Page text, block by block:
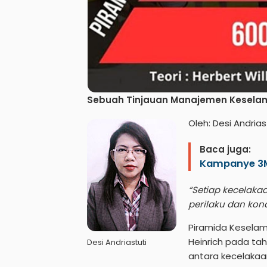
Sebuah Tinjauan Manajemen
Desi Andriastuti
Oleh: Desi
Baca juga:
Kampanye
“Setiap
perilaku dan
Piramida
Heinrich pada
antara